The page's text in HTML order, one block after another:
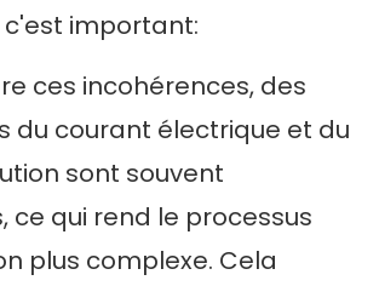
important:
ces incohérences, des
du courant électrique et du
sont souvent
ce qui rend le processus
plus complexe. Cela